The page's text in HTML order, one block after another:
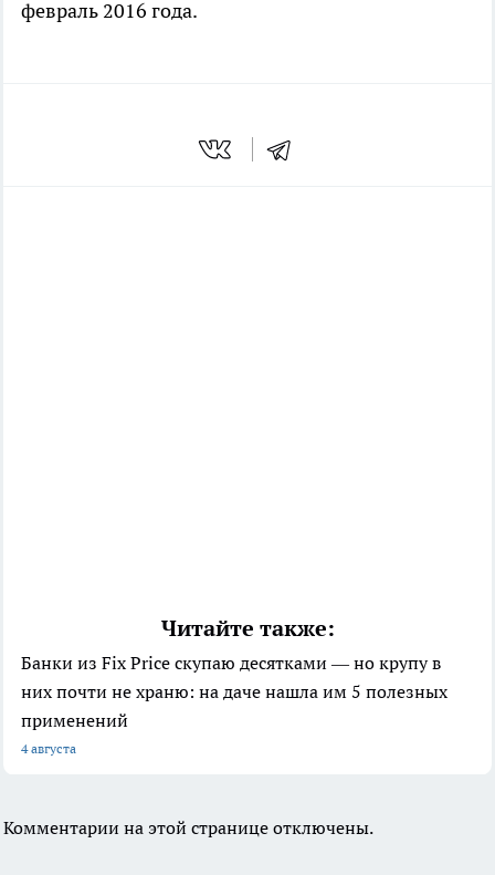
февраль 2016 года.
Читайте также:
Банки из Fix Price скупаю десятками — но крупу в
них почти не храню: на даче нашла им 5 полезных
применений
4 августа
Комментарии на этой странице отключены.